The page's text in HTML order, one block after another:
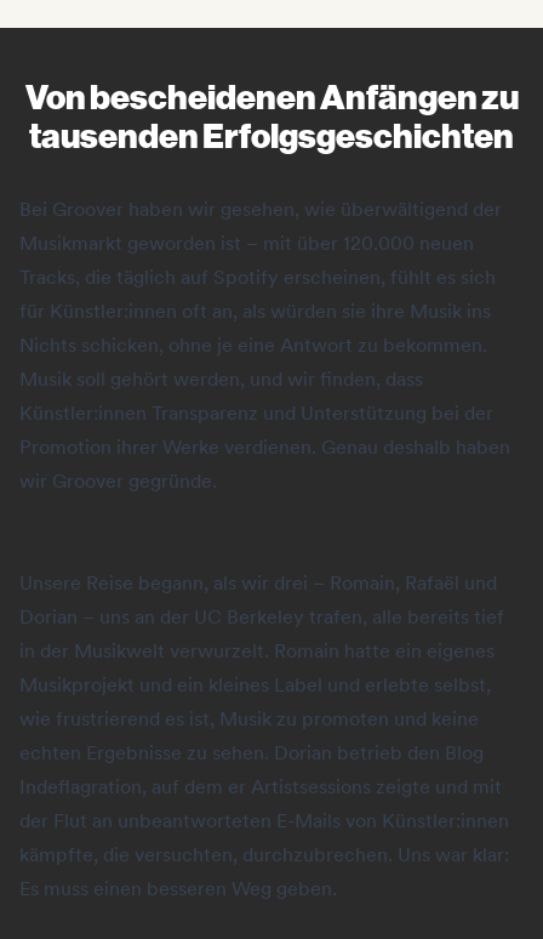
Von bescheidenen Anfängen zu
tausenden Erfolgsgeschichten
Bei Groover haben wir gesehen, wie überwältigend der
Musikmarkt geworden ist – mit über 120.000 neuen
Tracks, die täglich auf Spotify erscheinen, fühlt es sich
für Künstler:innen oft an, als würden sie ihre Musik ins
Nichts schicken, ohne je eine Antwort zu bekommen.
Musik soll gehört werden, und wir finden, dass
Künstler:innen Transparenz und Unterstützung bei der
Promotion ihrer Werke verdienen. Genau deshalb haben
wir Groover gegründe.
Unsere Reise begann, als wir drei – Romain, Rafaël und
Dorian – uns an der UC Berkeley trafen, alle bereits tief
in der Musikwelt verwurzelt. Romain hatte ein eigenes
Musikprojekt und ein kleines Label und erlebte selbst,
wie frustrierend es ist, Musik zu promoten und keine
echten Ergebnisse zu sehen. Dorian betrieb den Blog
Indeflagration, auf dem er Artistsessions zeigte und mit
der Flut an unbeantworteten E-Mails von Künstler:innen
kämpfte, die versuchten, durchzubrechen. Uns war klar:
Es muss einen besseren Weg geben.